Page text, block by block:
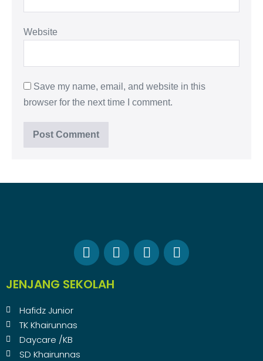
Website
Save my name, email, and website in this
browser for the next time I comment.
JENJANG SEKOLAH
Hafidz Junior
TK Khairunnas
Daycare /KB
SD Khairunnas